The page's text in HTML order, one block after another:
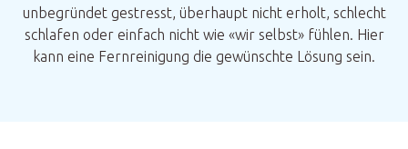
unbegründet gestresst, überhaupt nicht erholt, schlecht
schlafen oder einfach nicht wie «wir selbst» fühlen. Hier
kann eine Fernreinigung die gewünschte Lösung sein.